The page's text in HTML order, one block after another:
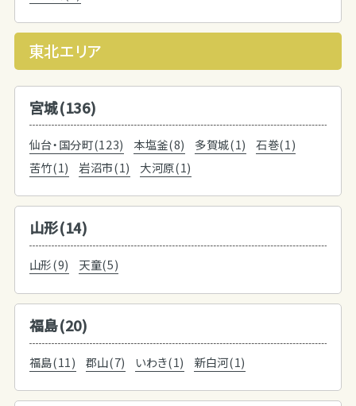
東北エリア
宮城(136)
仙台・国分町(123) 本塩釜(8) 多賀城(1)
石巻(1)
苦竹(1)
岩沼市(1) 大河原(1)
山形(14)
山形(9) 天童(5)
福島(20)
福島(11) 郡山(7) いわき(1) 新白河(1)